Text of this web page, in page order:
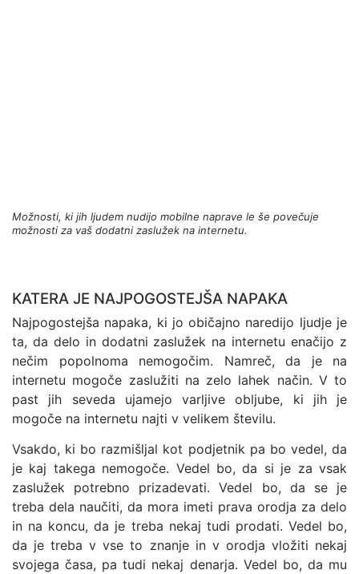
Možnosti, ki jih ljudem nudijo mobilne naprave le še povečuje
možnosti za vaš dodatni zaslužek na internetu.
KATERA JE NAJPOGOSTEJŠA NAPAKA
Najpogostejša napaka, ki jo običajno naredijo ljudje je
ta, da delo in dodatni zaslužek na internetu enačijo z
nečim popolnoma nemogočim. Namreč, da je na
internetu mogoče zaslužiti na zelo lahek način. V to
past jih seveda ujamejo varljive obljube, ki jih je
mogoče na internetu najti v velikem številu.
Vsakdo, ki bo razmišljal kot podjetnik pa bo vedel, da
je kaj takega nemogoče. Vedel bo, da si je za vsak
zaslužek potrebno prizadevati. Vedel bo, da se je
treba dela naučiti, da mora imeti prava orodja za delo
in na koncu, da je treba nekaj tudi prodati. Vedel bo,
da je treba v vse to znanje in v orodja vložiti nekaj
svojega časa, pa tudi nekaj denarja. Vedel bo, da mu